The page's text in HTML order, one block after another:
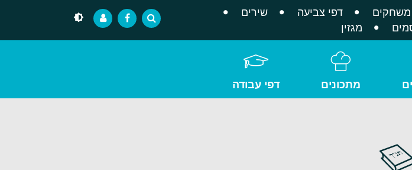
משחקים דפי צביעה
שירים
מגזין
מתכונים דפי עבודה